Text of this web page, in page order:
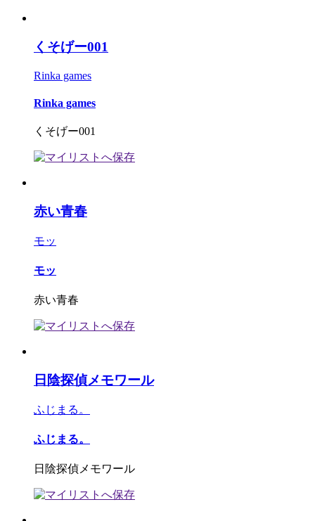
くそげー001
Rinka games
Rinka games
くそげー001
赤い青春
モッ
モッ
赤い青春
日陰探偵メモワール
ふじまる。
ふじまる。
日陰探偵メモワール